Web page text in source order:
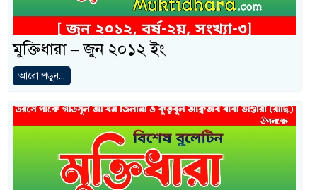
মুক্তিধারা – জুন ২০১২ ইং
আরো পড়ুন...